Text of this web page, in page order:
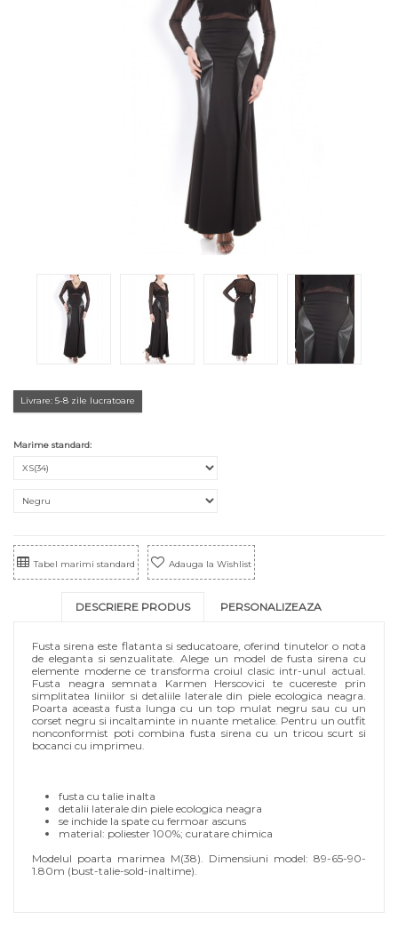
Livrare: 5-8 zile lucratoare
Marime standard:
Tabel marimi standard Adauga la Wishlist
DESCRIERE PRODUS PERSONALIZEAZA
Fusta sirena este flatanta si seducatoare, oferind tinutelor o nota
de eleganta si senzualitate. Alege un model de fusta sirena cu
elemente moderne ce transforma croiul clasic intr-unul actual.
Fusta neagra semnata Karmen Herscovici te cucereste prin
simplitatea liniilor si detaliile laterale din piele ecologica neagra.
Poarta aceasta fusta lunga cu un top mulat negru sau cu un
corset negru si incaltaminte in nuante metalice. Pentru un outfit
nonconformist poti combina fusta sirena cu un tricou scurt si
bocanci cu imprimeu.
fusta cu talie inalta
detalii laterale din piele ecologica neagra
se inchide la spate cu fermoar ascuns
material: poliester 100%; curatare chimica
Modelul poarta marimea M(38). Dimensiuni model: 89-65-90-
1.80m (bust-talie-sold-inaltime).